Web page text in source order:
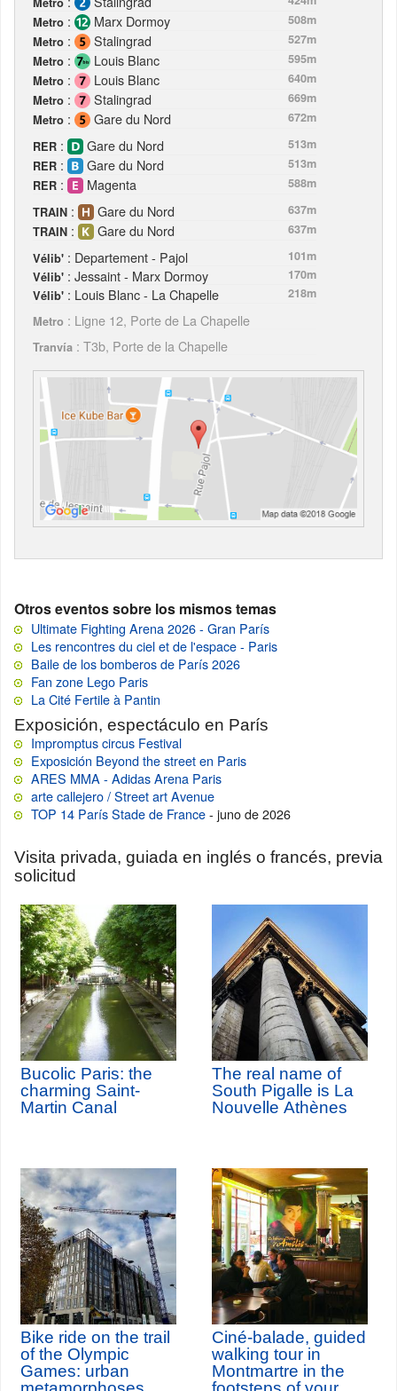
Metro : Marx Dormoy
508m
Metro : Stalingrad
527m
Metro : Louis Blanc
595m
Metro : Louis Blanc
640m
Metro : Stalingrad
669m
Metro : Gare du Nord
672m
RER : Gare du Nord
513m
RER : Gare du Nord
513m
RER : Magenta
588m
TRAIN : Gare du Nord
637m
TRAIN : Gare du Nord
637m
Vélib' : Departement - Pajol
101m
Vélib' : Jessaint - Marx Dormoy
170m
Vélib' : Louis Blanc - La Chapelle
218m
Metro : Ligne 12, Porte de La Chapelle
Tranvía : T3b, Porte de la Chapelle
Otros eventos sobre los mismos temas
Ultimate Fighting Arena 2026 - Gran París
Les rencontres du ciel et de l'espace - Paris
Baile de los bomberos de París 2026
Fan zone Lego Paris
La Cité Fertile à Pantin
Exposición, espectáculo en París
Impromptus circus Festival
Exposición Beyond the street en Paris
ARES MMA - Adidas Arena Paris
arte callejero / Street art Avenue
TOP 14 París Stade de France- juno de 2026
Visita privada, guiada en inglés o francés, previa
solicitud
Bucolic Paris: the
charming Saint-
Martin Canal
The real name of
South Pigalle is La
Nouvelle Athènes
Bike ride on the trail
of the Olympic
Games: urban
Ciné-balade, guided
walking tour in
Montmartre in the